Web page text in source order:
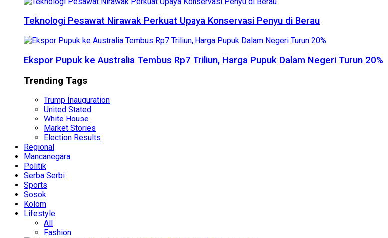
Teknologi Pesawat Nirawak Perkuat Upaya Konservasi Penyu di Berau
Ekspor Pupuk ke Australia Tembus Rp7 Triliun, Harga Pupuk Dalam Negeri Turun 20%
Trending Tags
Trump Inauguration
United Stated
White House
Market Stories
Election Results
Regional
Mancanegara
Politik
Serba Serbi
Sports
Sosok
Kolom
Lifestyle
All
Fashion